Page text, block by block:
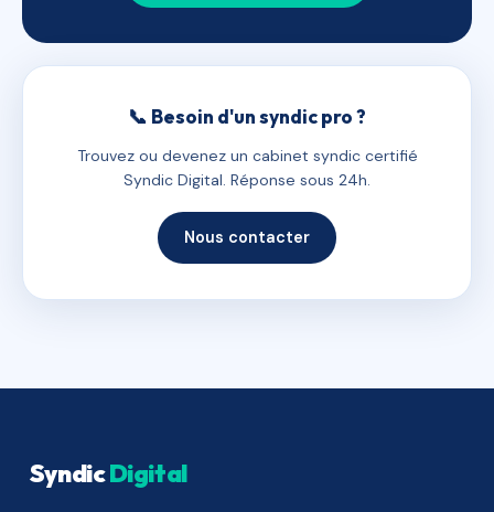
📞 Besoin d'un syndic pro ?
Trouvez ou devenez un cabinet syndic certifié
Syndic Digital. Réponse sous 24h.
Nous contacter
SyndicDigital